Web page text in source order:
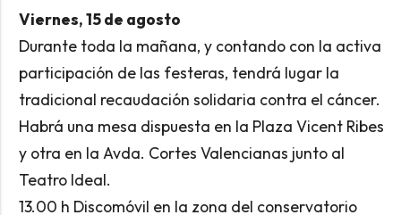
Viernes, 15 de agosto
Durante toda la mañana, y contando con la activa
participación de las festeras, tendrá lugar la
tradicional recaudación solidaria contra el cáncer.
Habrá una mesa dispuesta en la Plaza Vicent Ribes
y otra en la Avda. Cortes Valencianas junto al
Teatro Ideal.
13.00 h Discomóvil en la zona del conservatorio